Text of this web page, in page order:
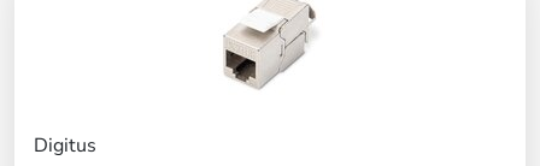
Digitus